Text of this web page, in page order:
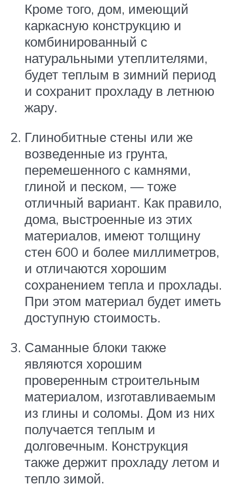
Кроме того, дом, имеющий
каркасную конструкцию и
комбинированный с
натуральными утеплителями,
будет теплым в зимний период
и сохранит прохладу в летнюю
жару.
Глинобитные стены или же
возведенные из грунта,
перемешенного с камнями,
глиной и песком, — тоже
отличный вариант. Как правило,
дома, выстроенные из этих
материалов, имеют толщину
стен 600 и более миллиметров,
и отличаются хорошим
сохранением тепла и прохлады.
При этом материал будет иметь
доступную стоимость.
Саманные блоки также
являются хорошим
проверенным строительным
материалом, изготавливаемым
из глины и соломы. Дом из них
получается теплым и
долговечным. Конструкция
также держит прохладу летом и
тепло зимой.